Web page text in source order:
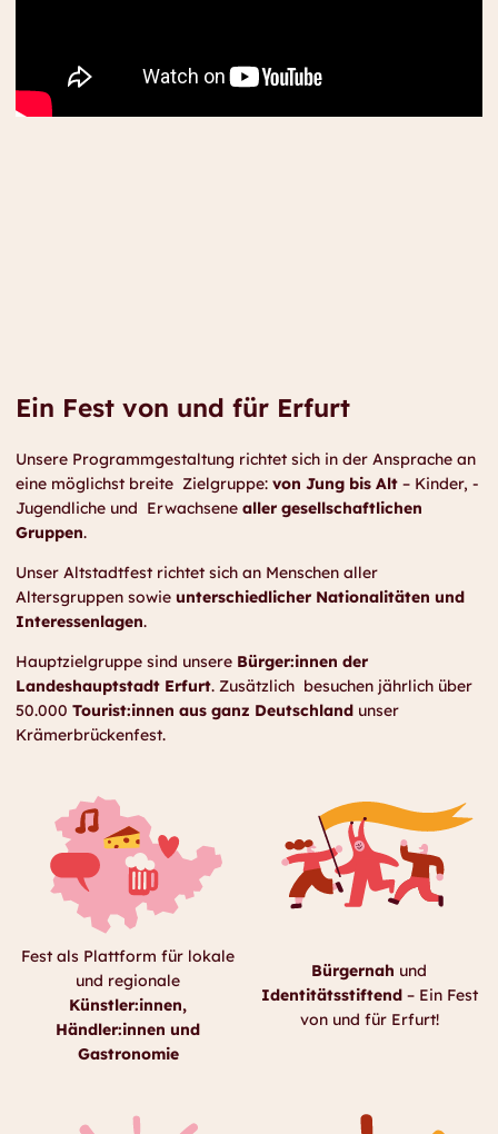
Ein Fest von und für Erfurt
Unsere Programmgestaltung richtet sich in der Ansprache an
eine möglichst breite ­ Zielgruppe: von Jung bis Alt – Kinder, ­
Jugendliche und ­ Erwachsene aller gesellschaftlichen
Gruppen.
Unser Altstadtfest richtet sich an Menschen aller
Altersgruppen sowie unterschiedlicher Nationalitäten und
Interessenlagen.
Hauptzielgruppe sind unsere Bürger:innen der
Landeshauptstadt Erfurt. Zusätzlich ­ besuchen jährlich über
50.000 Tourist:innen aus ganz Deutschland unser
Krämerbrückenfest.
Fest als Plattform für lokale
und regionale
Künstler:innen,
Händler:innen und
Gastronomie
Bürgernah und
Identitätsstiftend– Ein Fest
von und für Erfurt!